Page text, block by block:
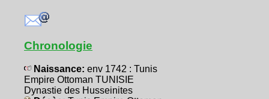
Chronologie
Naissance: env 1742 : Tunis
Empire Ottoman TUNISIE
Dynastie des Husseinites